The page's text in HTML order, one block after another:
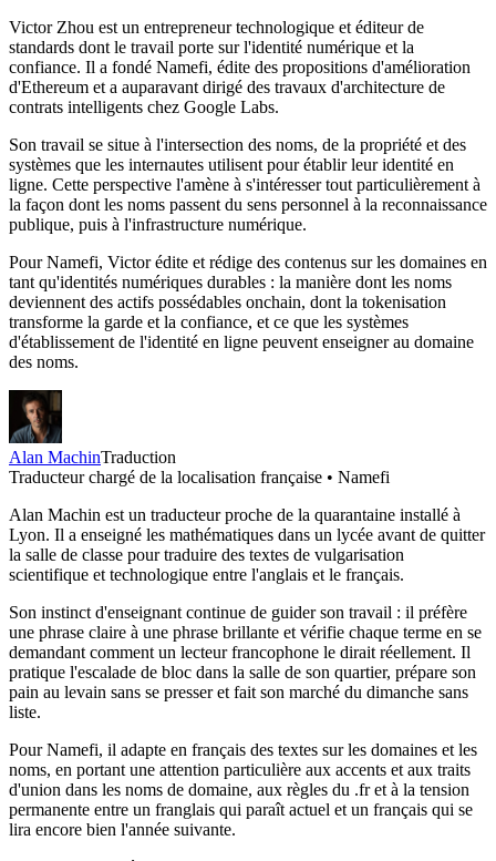
Victor Zhou est un entrepreneur technologique et éditeur de
standards dont le travail porte sur l'identité numérique et la
confiance. Il a fondé Namefi, édite des propositions d'amélioration
d'Ethereum et a auparavant dirigé des travaux d'architecture de
contrats intelligents chez Google Labs.
Son travail se situe à l'intersection des noms, de la propriété et des
systèmes que les internautes utilisent pour établir leur identité en
ligne. Cette perspective l'amène à s'intéresser tout particulièrement à
la façon dont les noms passent du sens personnel à la reconnaissance
publique, puis à l'infrastructure numérique.
Pour Namefi, Victor édite et rédige des contenus sur les domaines en
tant qu'identités numériques durables : la manière dont les noms
deviennent des actifs possédables onchain, dont la tokenisation
transforme la garde et la confiance, et ce que les systèmes
d'établissement de l'identité en ligne peuvent enseigner au domaine
des noms.
Alan MachinTraduction
Traducteur chargé de la localisation française • Namefi
Alan Machin est un traducteur proche de la quarantaine installé à
Lyon. Il a enseigné les mathématiques dans un lycée avant de quitter
la salle de classe pour traduire des textes de vulgarisation
scientifique et technologique entre l'anglais et le français.
Son instinct d'enseignant continue de guider son travail : il préfère
une phrase claire à une phrase brillante et vérifie chaque terme en se
demandant comment un lecteur francophone le dirait réellement. Il
pratique l'escalade de bloc dans la salle de son quartier, prépare son
pain au levain sans se presser et fait son marché du dimanche sans
liste.
Pour Namefi, il adapte en français des textes sur les domaines et les
noms, en portant une attention particulière aux accents et aux traits
d'union dans les noms de domaine, aux règles du .fr et à la tension
permanente entre un franglais qui paraît actuel et un français qui se
lira encore bien l'année suivante.